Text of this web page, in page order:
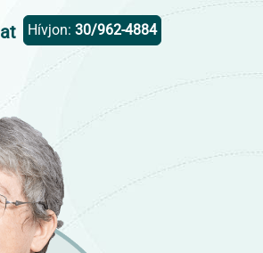
Hívjon: 30/962-4884